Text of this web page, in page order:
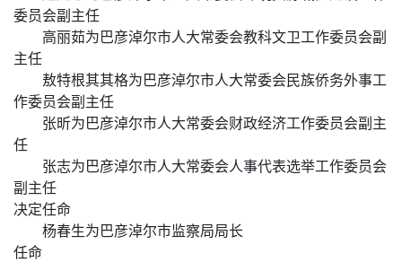
委员会副主任
高丽茹为巴彦淖尔市人大常委会教科文卫工作委员会副
主任
敖特根其其格为巴彦淖尔市人大常委会民族侨务外事工
作委员会副主任
张昕为巴彦淖尔市人大常委会财政经济工作委员会副主
任
张志为巴彦淖尔市人大常委会人事代表选举工作委员会
副主任
决定任命
杨春生为巴彦淖尔市监察局局长
任命